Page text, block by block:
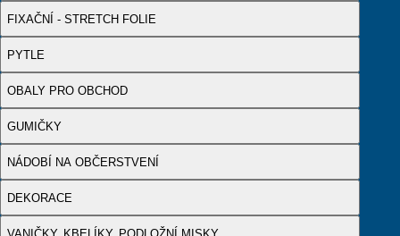
FIXAČNÍ - STRETCH FOLIE
PYTLE
OBALY PRO OBCHOD
GUMIČKY
NÁDOBÍ NA OBČERSTVENÍ
DEKORACE
VANIČKY, KBELÍKY, PODLOŽNÍ MISKY